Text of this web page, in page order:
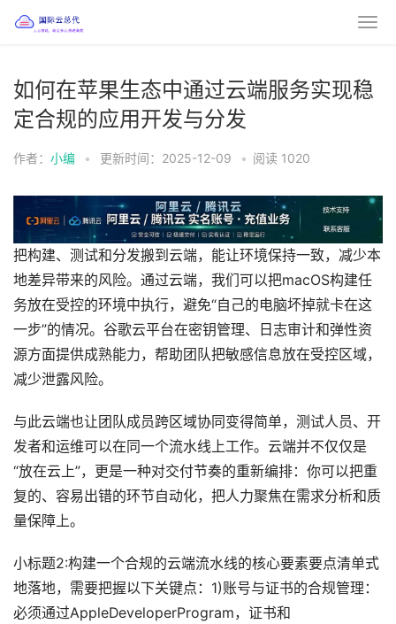
如何在苹果生态中通过云端服务实现稳
定合规的应用开发与分发
作者： 小编 • 更新时间：2025-12-09 • 阅读 1020
把构建、测试和分发搬到云端，能让环境保持一致，减少本
地差异带来的风险。通过云端，我们可以把macOS构建任
务放在受控的环境中执行，避免“自己的电脑坏掉就卡在这
一步”的情况。谷歌云平台在密钥管理、日志审计和弹性资
源方面提供成熟能力，帮助团队把敏感信息放在受控区域，
减少泄露风险。
与此云端也让团队成员跨区域协同变得简单，测试人员、开
发者和运维可以在同一个流水线上工作。云端并不仅仅是
“放在云上”，更是一种对交付节奏的重新编排：你可以把重
复的、容易出错的环节自动化，把人力聚焦在需求分析和质
量保障上。
小标题2:构建一个合规的云端流水线的核心要素要点清单式
地落地，需要把握以下关键点：1)账号与证书的合规管理：
必须通过AppleDeveloperProgram，证书和